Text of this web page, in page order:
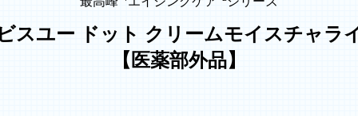
スユー ドット クリームモイスチャラ
【医薬部外品】